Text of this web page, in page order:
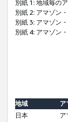
別紙 1: 地域毎の
別紙 2: アマゾン
別紙 3: アマゾン
別紙 4: アマゾン
地域
ア
日本
ア